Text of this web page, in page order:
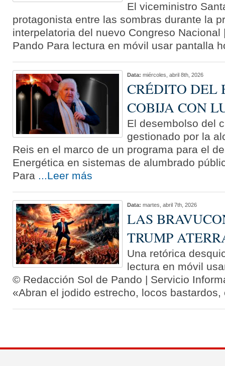
El viceministro
protagonista entre las sombras durante la
interpelatoria del nuevo Congreso Nacional
Pando Para lectura en móvil usar pantalla
Data: miércoles, abril 8th, 2026
CRÉDITO
COBIJA CON
El desembolso del
gestionado por la
Reis en el marco de un programa para el
Energética en sistemas de alumbrado
Para ...Leer más
Data: martes, abril 7th, 2026
LAS
TRUMP
Una retórica
lectura en móvil
© Redacción Sol de Pando | Servicio
«Abran el jodido estrecho, locos